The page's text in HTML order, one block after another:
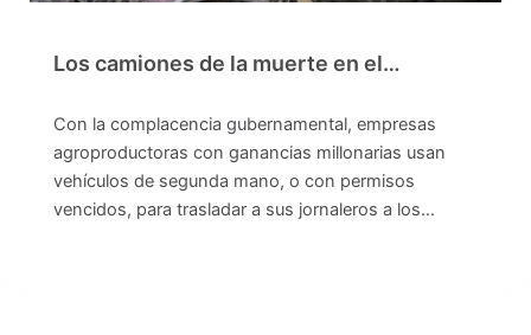
Los camiones de la muerte en el…
Con la complacencia gubernamental, empresas
agroproductoras con ganancias millonarias usan
vehículos de segunda mano, o con permisos
vencidos, para trasladar a sus jornaleros a los…